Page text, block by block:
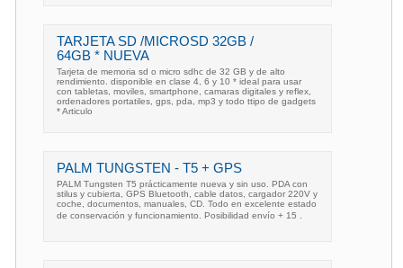
TARJETA SD /MICROSD 32GB /
64GB * NUEVA
Tarjeta de memoria sd o micro sdhc de 32 GB y de alto
rendimiento. disponible en clase 4, 6 y 10 * ideal para usar
con tabletas, moviles, smartphone, camaras digitales y reflex,
ordenadores portatiles, gps, pda, mp3 y todo ttipo de gadgets
* Articulo
PALM TUNGSTEN - T5 + GPS
PALM Tungsten T5 prácticamente nueva y sin uso. PDA con
stilus y cubierta, GPS Bluetooth, cable datos, cargador 220V y
coche, documentos, manuales, CD. Todo en excelente estado
de conservación y funcionamiento. Posibilidad envío + 15 .